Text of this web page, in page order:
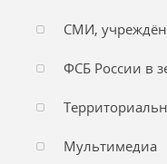
СМИ,
ФСБ России в
Мультимедиа